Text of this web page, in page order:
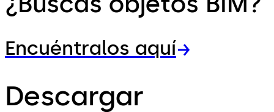
Encuéntralos aquí
Descargar